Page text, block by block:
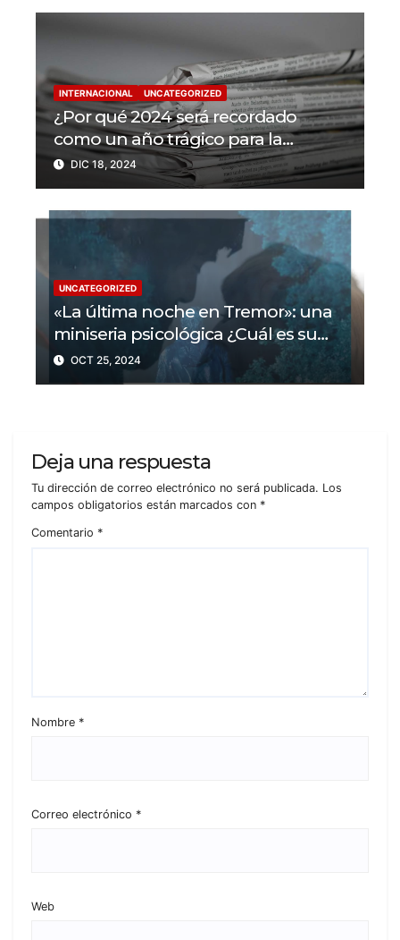
INTERNACIONAL UNCATEGORIZED
¿Por qué 2024 será recordado
como un año trágico para la
libertad de prensa? Un tercio de los
periodistas asesinados por Israel
DIC 18, 2024
UNCATEGORIZED
«La última noche en Tremor»: una
miniseria psicológica ¿Cuál es su
trama?
OCT 25, 2024
Deja una respuesta
Tu dirección de correo electrónico no será publicada. Los
campos obligatorios están marcados con *
Comentario *
Nombre *
Correo electrónico *
Web